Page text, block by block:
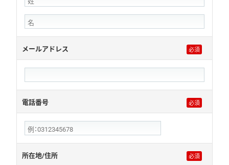
メールアドレス
電話番号
所在地/住所